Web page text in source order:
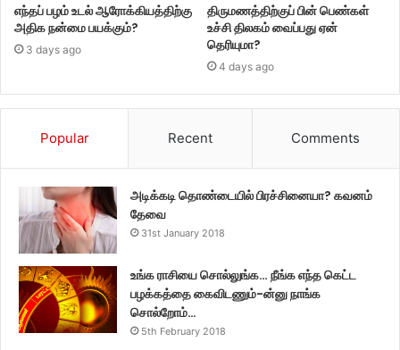
எந்தப் பழம் உடல் ஆரோக்கியத்திற்கு
அதிக நன்மை பயக்கும்?
3 days ago
திருமணத்திற்குப் பின் பெண்கள்
உச்சி திலகம் வைப்பது ஏன்
தெரியுமா?
4 days ago
Popular Recent Comments
அடிக்கடி தொண்டையில் பிரச்சினையா? கவனம்
தேவை
31st January 2018
உங்க ராசியை சொல்லுங்க… நீங்க எந்த கெட்ட
பழக்கத்தை கைவிடணும்-ன்னு நாங்க
சொல்றோம்…
5th February 2018